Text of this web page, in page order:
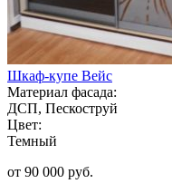
Шкаф-купе Вейс
Материал фасада:
ДСП, Пескоструй
Цвет:
Темный
от 90 000 руб.